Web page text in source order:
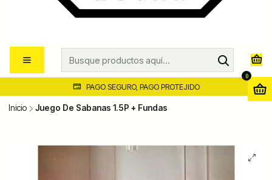
0
PAGO SEGURO, PAGO PROTEJIDO
Inicio Juego De Sabanas 1.5P + Fundas